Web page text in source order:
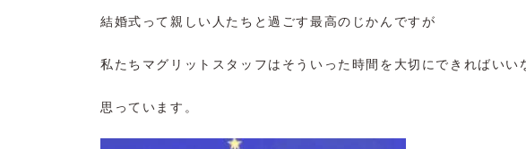
結婚式って親しい人たちと過ごす最高のじかんですが
私たちマグリットスタッフはそういった時間を大切にできればいい
思っています。